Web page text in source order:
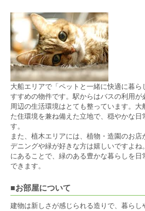
大船エリアで「ペットと一緒に快適に暮ら
すすめの物件です。駅からはバスの利用が
周辺の生活環境はとても整っています。大
た住環境を兼ね備えた立地で、穏やかな日
す。
また、植木エリアには、植物・造園のお
デニングや緑が好きな方は嬉しいですよね
にあることで、緑のある豊かな暮らしを日
できます。
■お部屋について
建物は新しさが感じられる造りで、暮らし